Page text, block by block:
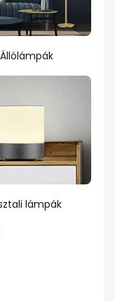
Állólámpák
lámpák